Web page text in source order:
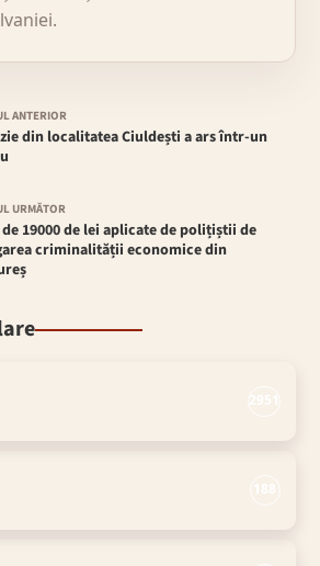
ANTERIOR
din localitatea Ciuldești a ars într-un
URMĂTOR
19000 de lei aplicate de polițiștii de
criminalității economice din